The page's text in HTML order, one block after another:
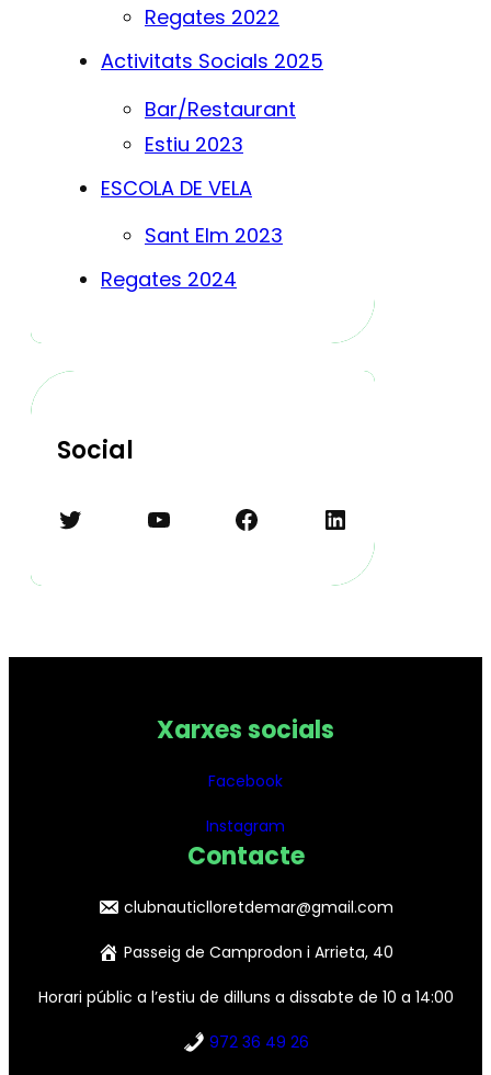
Regates 2022
Activitats Socials 2025
Bar/Restaurant
Estiu 2023
ESCOLA DE VELA
Sant Elm 2023
Regates 2024
Social
Twitter YouTube Facebook LinkedIn
Xarxes socials
Facebook
Instagram
Contacte
clubnauticlloretdemar@gmail.com
Passeig de Camprodon i Arrieta, 40
Horari públic a l’estiu de dilluns a dissabte de 10 a 14:00
972 36 49 26